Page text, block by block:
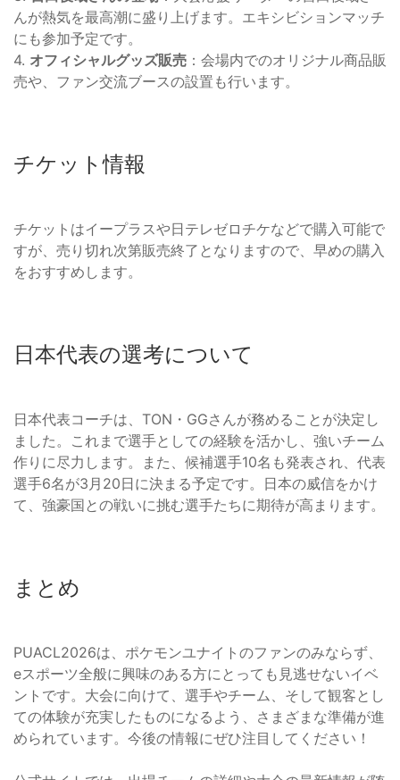
んが熱気を最高潮に盛り上げます。エキシビションマッチ
にも参加予定です。
4. オフィシャルグッズ販売 ：会場内でのオリジナル商品販
売や、ファン交流ブースの設置も行います。
チケット情報
チケットはイープラスや日テレゼロチケなどで購入可能で
すが、売り切れ次第販売終了となりますので、早めの購入
をおすすめします。
日本代表の選考について
日本代表コーチは、TON・GGさんが務めることが決定し
ました。これまで選手としての経験を活かし、強いチーム
作りに尽力します。また、候補選手10名も発表され、代表
選手6名が3月20日に決まる予定です。日本の威信をかけ
て、強豪国との戦いに挑む選手たちに期待が高まります。
まとめ
PUACL2026は、ポケモンユナイトのファンのみならず、
eスポーツ全般に興味のある方にとっても見逃せないイベ
ントです。大会に向けて、選手やチーム、そして観客とし
ての体験が充実したものになるよう、さまざまな準備が進
められています。今後の情報にぜひ注目してください！